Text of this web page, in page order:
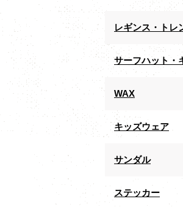
レギンス・トレ
サーフハット・
WAX
キッズウェア
サンダル
ステッカー